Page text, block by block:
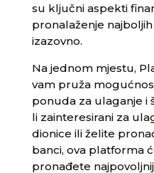
su ključni aspekti
pronalaženje
izazovno.
Na jednom mjestu,
vam pruža
ponuda za ulaganje i
li zainteresirani za
dionice ili želite
banci, ova platforma
pronađete